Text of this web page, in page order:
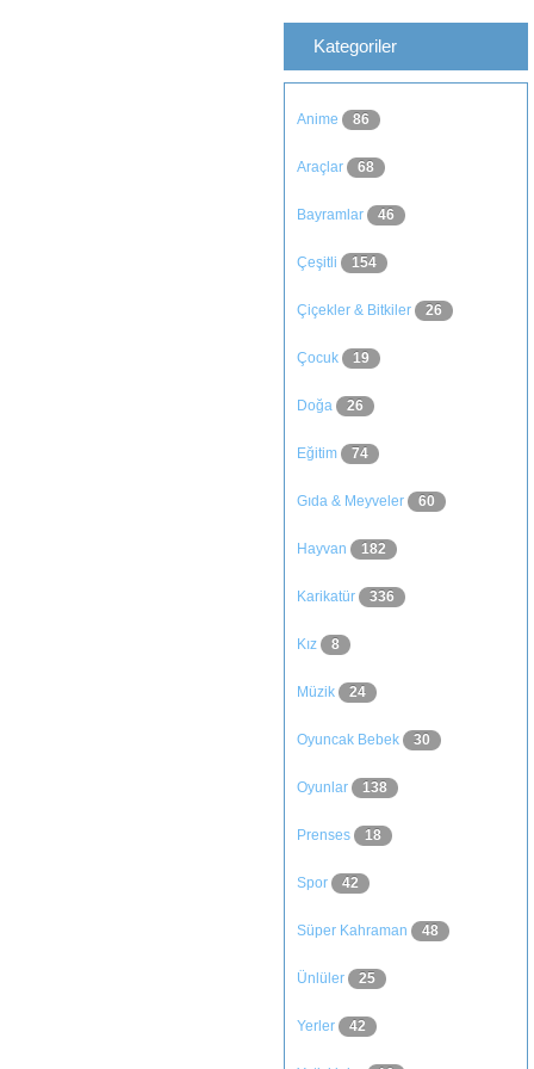
Kategoriler
Anime 86
Araçlar 68
Bayramlar 46
Çeşitli 154
Çiçekler & Bitkiler 26
Çocuk 19
Doğa 26
Eğitim 74
Gıda & Meyveler 60
Hayvan 182
Karikatür 336
Kız 8
Müzik 24
Oyuncak Bebek 30
Oyunlar 138
Prenses 18
Spor 42
Süper Kahraman 48
Ünlüler 25
Yerler 42